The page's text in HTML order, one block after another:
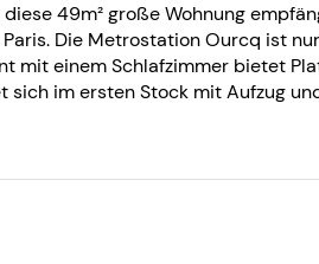
diese 49m² große Wohnung
Die Metrostation Ourcq ist
mit einem Schlafzimmer bietet
sich im ersten Stock mit Aufzug